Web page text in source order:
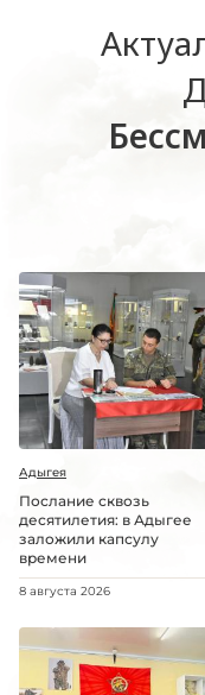
Адыгея
Послание сквозь
десятилетия: в Адыгее
заложили капсулу
времени
8 августа 2026